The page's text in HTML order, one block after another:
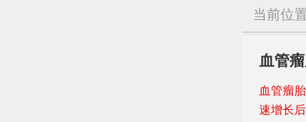
当前位
血管
血管瘤
速增长